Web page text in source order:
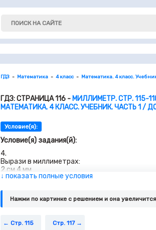
ГДЗ Математика 4 класс Математика. 4 класс.
ГДЗ: СТРАНИЦА 116 - МИЛЛИМЕТР. СТР. 115-
МАТЕМАТИКА. 4 КЛАСС. УЧЕБНИК. ЧАСТЬ 1 /
Условие(я):
Условие(я) задания(й):
4.
Вырази в миллиметрах:
2 см 4 мм
16 см 7 мм
60 см
3 м 8 см
вырази в сантиметрах и миллиметрах.
↓ показать полные условия
Нажми по картинке c решением и она увеличится
Стр. 115 Стр. 117